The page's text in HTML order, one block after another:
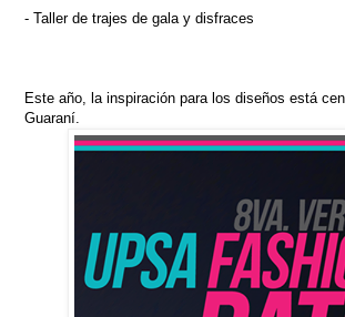
​- Taller de trajes de gala y disfraces
Este año, la inspiración para los diseños está
Guaraní.